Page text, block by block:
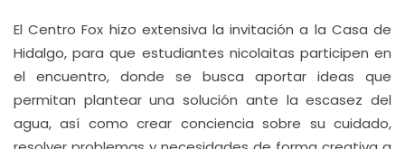
El Centro Fox hizo extensiva la invitación a la Casa de
Hidalgo, para que estudiantes nicolaitas participen en
el encuentro, donde se busca aportar ideas que
permitan plantear una solución ante la escasez del
agua, así como crear conciencia sobre su cuidado,